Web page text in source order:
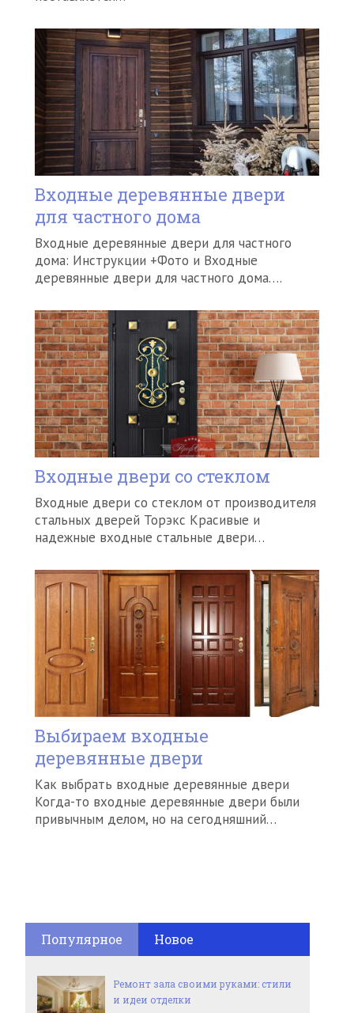
Входные деревянные двери
для частного дома
Входные деревянные двери для частного
дома: Инструкции +Фото и Входные
деревянные двери для частного дома….
Входные двери со стеклом
Входные двери со стеклом от производителя
стальных дверей Торэкс Красивые и
надежные входные стальные двери…
Выбираем входные
деревянные двери
Как выбрать входные деревянные двери
Когда-то входные деревянные двери были
привычным делом, но на сегодняшний…
Популярное Новое
Ремонт зала своими руками: стили
и идеи отделки